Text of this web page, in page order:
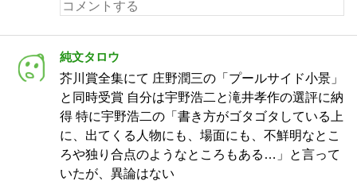
純文タロウ
芥川賞全集にて 庄野潤三の「プールサイド小景」
と同時受賞 自分は宇野浩二と滝井孝作の選評に納
得 特に宇野浩二の「書き方がゴタゴタしている上
に、出てくる人物にも、場面にも、不鮮明なとこ
ろや独り合点のようなところもある…」と言って
いたが、異論はない